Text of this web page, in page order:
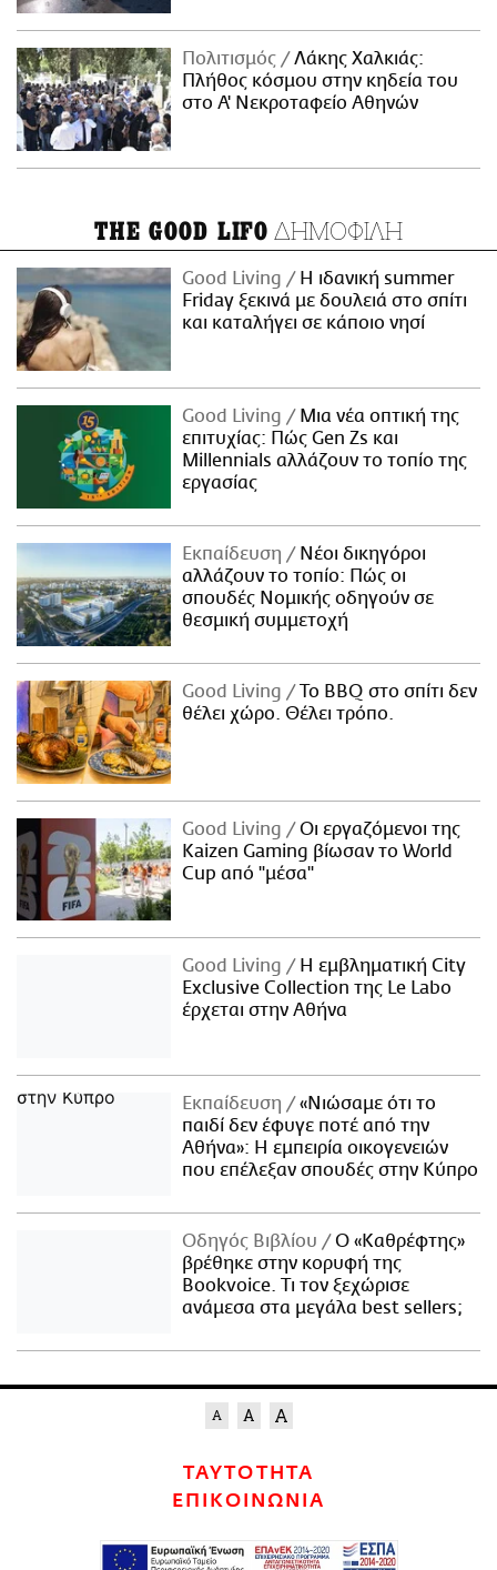
Πολιτισμός
Λάκης Χαλκιάς:
Πλήθος κόσμου στην κηδεία του
στο Α' Νεκροταφείο Αθηνών
THE GOOD LIFO ΔΗΜΟΦΙΛΗ
Good Living
Η ιδανική summer
Friday ξεκινά με δουλειά στο σπίτι
και καταλήγει σε κάποιο νησί
Good Living
Μια νέα οπτική της
επιτυχίας: Πώς Gen Zs και
Millennials αλλάζουν το τοπίο της
εργασίας
Εκπαίδευση
Νέοι δικηγόροι
αλλάζουν το τοπίο: Πώς οι
σπουδές Νομικής οδηγούν σε
θεσμική συμμετοχή
Good Living
Το BBQ στο σπίτι δεν
θέλει χώρο. Θέλει τρόπο.
Good Living
Οι εργαζόμενοι της
Kaizen Gaming βίωσαν το World
Cup από "μέσα"
Good Living
Η εμβληματική City
Exclusive Collection της Le Labo
έρχεται στην Αθήνα
Εκπαίδευση
«Νιώσαμε ότι το
παιδί δεν έφυγε ποτέ από την
Αθήνα»: Η εμπειρία οικογενειών
που επέλεξαν σπουδές στην Κύπρο
Οδηγός Βιβλίου
Ο «Καθρέφτης»
βρέθηκε στην κορυφή της
Bookvoice. Τι τον ξεχώρισε
ανάμεσα στα μεγάλα best sellers;
ΤΑΥΤΟΤΗΤΑ
ΕΠΙΚΟΙΝΩΝΙΑ